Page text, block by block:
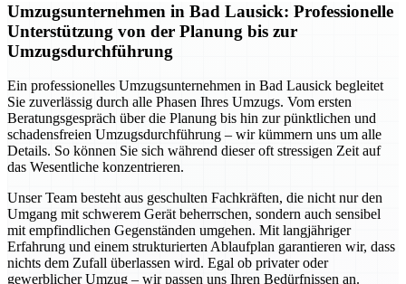
Umzugsunternehmen in Bad Lausick: Professionelle
Unterstützung von der Planung bis zur
Umzugsdurchführung
Ein professionelles Umzugsunternehmen in Bad Lausick begleitet
Sie zuverlässig durch alle Phasen Ihres Umzugs. Vom ersten
Beratungsgespräch über die Planung bis hin zur pünktlichen und
schadensfreien Umzugsdurchführung – wir kümmern uns um alle
Details. So können Sie sich während dieser oft stressigen Zeit auf
das Wesentliche konzentrieren.
Unser Team besteht aus geschulten Fachkräften, die nicht nur den
Umgang mit schwerem Gerät beherrschen, sondern auch sensibel
mit empfindlichen Gegenständen umgehen. Mit langjähriger
Erfahrung und einem strukturierten Ablaufplan garantieren wir, dass
nichts dem Zufall überlassen wird. Egal ob privater oder
gewerblicher Umzug – wir passen uns Ihren Bedürfnissen an.